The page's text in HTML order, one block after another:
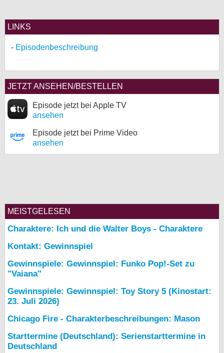
LINKS
Episodenbeschreibung
JETZT ANSEHEN/BESTELLEN
Episode jetzt bei Apple TV
ansehen
Episode jetzt bei Prime Video
ansehen
MEISTGELESEN
Charaktere: Ich und die Walter Boys - Charaktere
Kontakt: Gewinnspiel
Gewinnspiele: Gewinnspiel: Funko Pop!-Set zu
"Vaiana"
Gewinnspiele: Gewinnspiel: Toy Story 5 (Kinostart:
23. Juli 2026)
Chicago Fire - Charakterbeschreibungen: Mason
Starttermine (Deutschland): Serienstarttermine in
Deutschland